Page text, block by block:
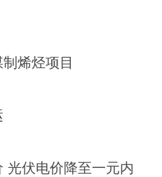
烯烃项目
光伏电价降至一元内